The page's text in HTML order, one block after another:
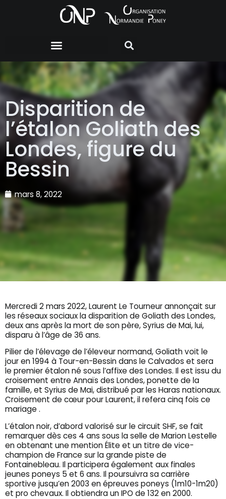
Disparition de
l’étalon Goliath des
Londes, figure du
Bessin
mars 8, 2022
Mercredi 2 mars 2022, Laurent Le Tourneur annonçait sur
les réseaux sociaux la disparition de Goliath des Londes,
deux ans après la mort de son père, Syrius de Mai, lui,
disparu à l’âge de 36 ans.
Pilier de l’élevage de l’éleveur normand, Goliath voit le
jour en 1994 à Tour-en-Bessin dans le Calvados et sera
le premier étalon né sous l’affixe des Londes. Il est issu du
croisement entre Annaïs des Londes, ponette de la
famille, et Syrius de Mai, distribué par les Haras nationaux.
Croisement de cœur pour Laurent, il refera cinq fois ce
mariage .
L’étalon noir, d’abord valorisé sur le circuit SHF, se fait
remarquer dès ces 4 ans sous la selle de Marion Lestelle
en obtenant une mention Élite et un titre de vice-
champion de France sur la grande piste de
Fontainebleau. Il participera également aux finales
jeunes poneys 5 et 6 ans. Il poursuivra sa carrière
sportive jusqu’en 2003 en épreuves poneys (1m10-1m20)
et pro chevaux. Il obtiendra un IPO de 132 en 2000.